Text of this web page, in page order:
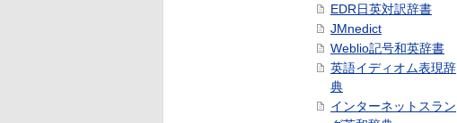
EDR日英対訳辞書
JMnedict
Weblio記号和英辞書
英語イディオム表現辞
典
インターネットスラン